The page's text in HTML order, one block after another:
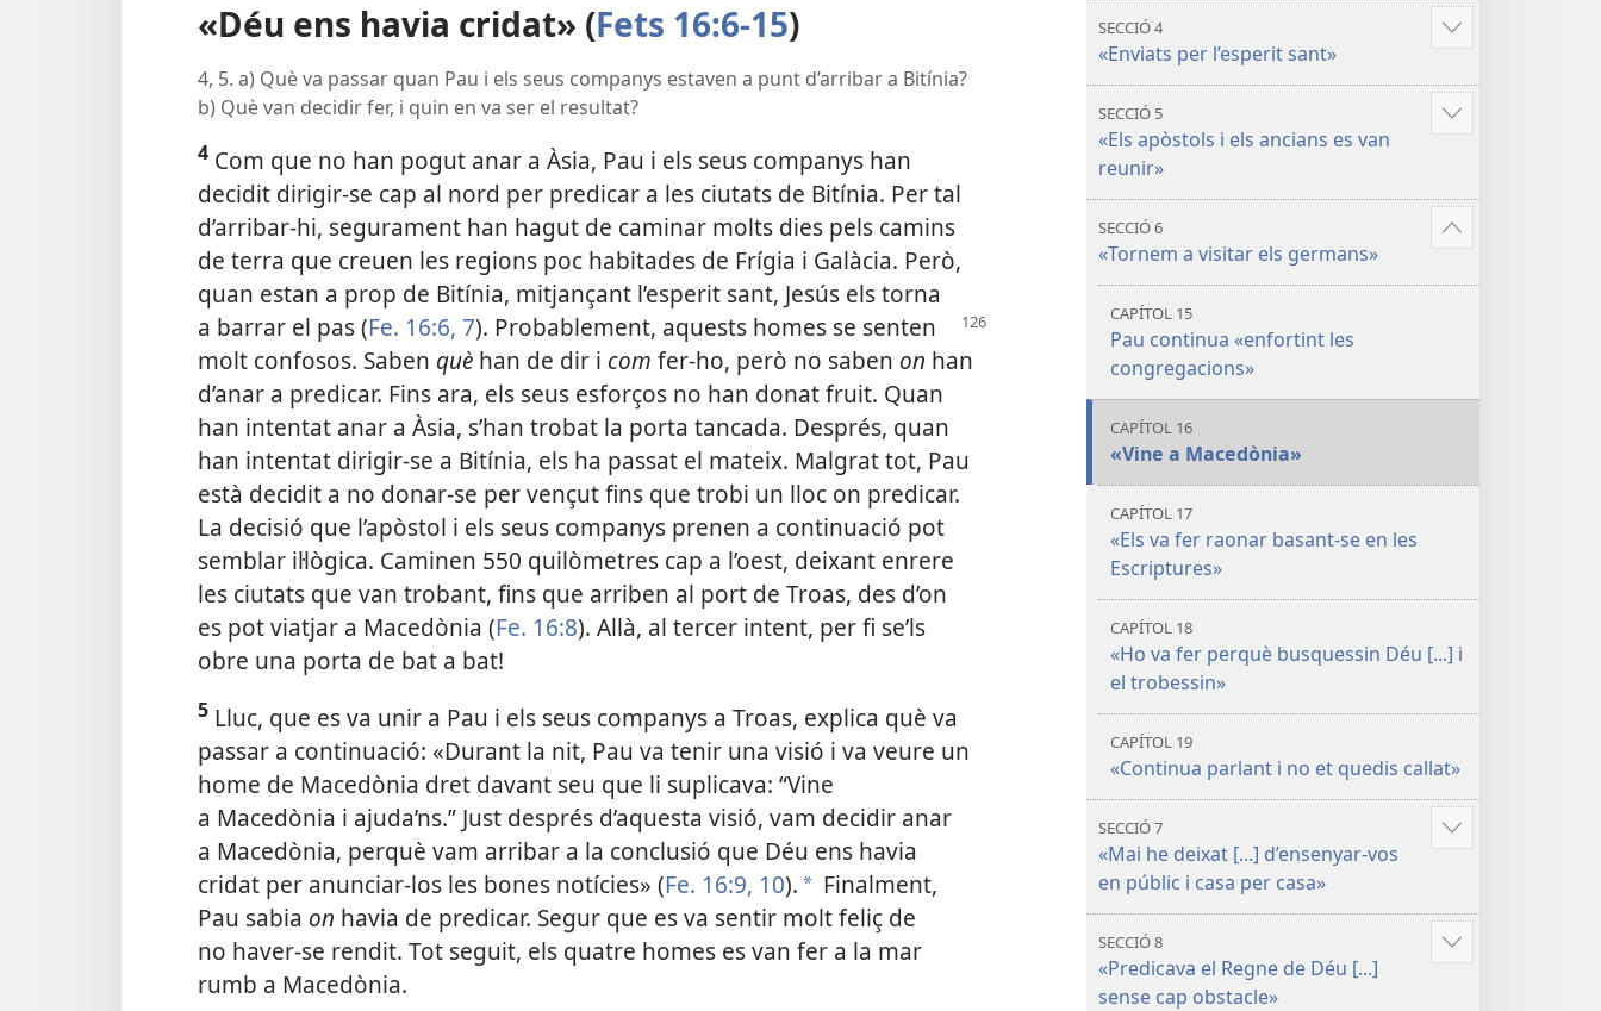
«Déu ens havia cridat» (Fets 16:6-15)
4, 5. a) Què va passar quan Pau i els seus companys estaven a punt d’arribar a Bitínia?
b) Què van decidir fer, i quin en va ser el resultat?
4 Com que no han pogut anar a Àsia, Pau i els seus companys han
decidit dirigir-se cap al nord per predicar a les ciutats de Bitínia. Per tal
d’arribar-hi, segurament han hagut de caminar molts dies pels camins
de terra que creuen les regions poc habitades de Frígia i Galàcia. Però,
quan estan a prop de Bitínia, mitjançant l’esperit sant, Jesús els torna
a barrar el pas (Fe. 16:6, 7). Probablement, aquests homes se senten
molt confosos. Saben què han de dir i com fer-ho, però no saben on han
d’anar a predicar. Fins ara, els seus esforços no han donat fruit. Quan
han intentat anar a Àsia, s’han trobat la porta tancada. Després, quan
han intentat dirigir-se a Bitínia, els ha passat el mateix. Malgrat tot, Pau
està decidit a no donar-se per vençut fins que trobi un lloc on predicar.
La decisió que l’apòstol i els seus companys prenen a continuació pot
semblar il·lògica. Caminen 550 quilòmetres cap a l’oest, deixant enrere
les ciutats que van trobant, fins que arriben al port de Troas, des d’on
es pot viatjar a Macedònia (Fe. 16:8). Allà, al tercer intent, per fi se’ls
obre una porta de bat a bat!
5 Lluc, que es va unir a Pau i els seus companys a Troas, explica què va
passar a continuació: «Durant la nit, Pau va tenir una visió i va veure un
home de Macedònia dret davant seu que li suplicava: “Vine
a Macedònia i ajuda’ns.” Just després d’aquesta visió, vam decidir anar
a Macedònia, perquè vam arribar a la conclusió que Déu ens havia
cridat per anunciar-los les bones notícies» (Fe. 16:9, 10). a Finalment,
Pau sabia on havia de predicar. Segur que es va sentir molt feliç de
no haver-se rendit. Tot seguit, els quatre homes es van fer a la mar
rumb a Macedònia.
SECCIÓ 4
«Enviats per l’esperit sant»
Mostra'n
SECCIÓ 5
«Els apòstols i els ancians es van
reunir»
Mostra'n
SECCIÓ 6
«Tornem a visitar els germans»
Mostra'n
CAPÍTOL 15
Pau continua «enfortint les
congregacions»
CAPÍTOL 16
«Vine a Macedònia»
CAPÍTOL 17
«Els va fer raonar basant-se en les
Escriptures»
CAPÍTOL 18
«Ho va fer perquè busquessin Déu [...] i
el trobessin»
CAPÍTOL 19
«Continua parlant i no et quedis callat»
SECCIÓ 7
«Mai he deixat [...] d’ensenyar-vos
en públic i casa per casa»
Mostra'n
SECCIÓ 8
«Predicava el Regne de Déu [...]
sense cap obstacle»
Mostra'n